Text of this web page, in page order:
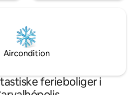
Aircondition
ferieboliger i